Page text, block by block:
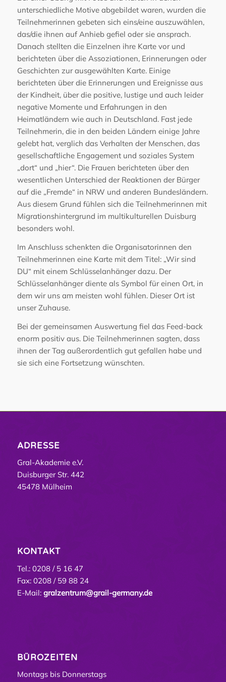
unterschiedliche Motive abgebildet waren, wurden die
Teilnehmerinnen gebeten sich eins/eine auszuwählen,
das/die ihnen auf Anhieb gefiel oder sie ansprach.
Danach stellten die Einzelnen ihre Karte vor und
berichteten über die Assoziationen, Erinnerungen oder
Geschichten zur ausgewählten Karte. Einige
berichteten über die Erinnerungen und Ereignisse aus
der Kindheit, über die positive, lustige und auch leider
negative Momente und Erfahrungen in den
Heimatländern wie auch in Deutschland. Fast jede
Teilnehmerin, die in den beiden Ländern einige Jahre
gelebt hat, verglich das Verhalten der Menschen, das
gesellschaftliche Engagement und soziales System
„dort“ und „hier“. Die Frauen berichteten über den
wesentlichen Unterschied der Reaktionen der Bürger
auf die „Fremde“ in NRW und anderen Bundesländern.
Aus diesem Grund fühlen sich die Teilnehmerinnen mit
Migrationshintergrund im multikulturellen Duisburg
besonders wohl.
Im Anschluss schenkten die Organisatorinnen den
Teilnehmerinnen eine Karte mit dem Titel: „Wir sind
DU“ mit einem Schlüsselanhänger dazu. Der
Schlüsselanhänger diente als Symbol für einen Ort, in
dem wir uns am meisten wohl fühlen. Dieser Ort ist
unser Zuhause.
Bei der gemeinsamen Auswertung fiel das Feed-back
enorm positiv aus. Die Teilnehmerinnen sagten, dass
ihnen der Tag außerordentlich gut gefallen habe und
sie sich eine Fortsetzung wünschten.
ADRESSE
Gral-Akademie e.V.
Duisburger Str. 442
45478 Mülheim
KONTAKT
Tel.: 0208 / 5 16 47
Fax: 0208 / 59 88 24
E-Mail: gralzentrum@grail-germany.de
BÜROZEITEN
Montags bis Donnerstags